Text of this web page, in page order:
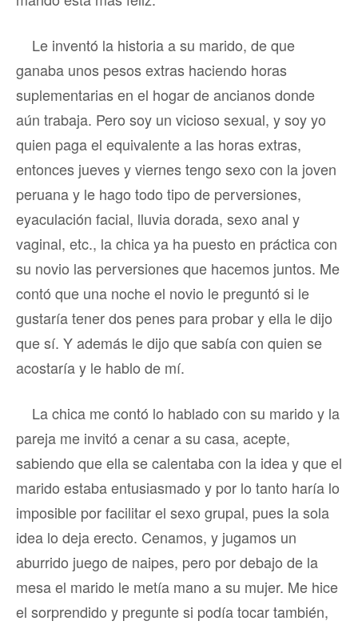
Le inventó la historia a su marido, de que
ganaba unos pesos extras haciendo horas
suplementarias en el hogar de ancianos donde
aún trabaja. Pero soy un vicioso sexual, y soy yo
quien paga el equivalente a las horas extras,
entonces jueves y viernes tengo sexo con la joven
peruana y le hago todo tipo de perversiones,
eyaculación facial, lluvia dorada, sexo anal y
vaginal, etc., la chica ya ha puesto en práctica con
su novio las perversiones que hacemos juntos. Me
contó que una noche el novio le preguntó si le
gustaría tener dos penes para probar y ella le dijo
que sí. Y además le dijo que sabía con quien se
acostaría y le hablo de mí.
La chica me contó lo hablado con su marido y la
pareja me invitó a cenar a su casa, acepte,
sabiendo que ella se calentaba con la idea y que el
marido estaba entusiasmado y por lo tanto haría lo
imposible por facilitar el sexo grupal, pues la sola
idea lo deja erecto. Cenamos, y jugamos un
aburrido juego de naipes, pero por debajo de la
mesa el marido le metía mano a su mujer. Me hice
el sorprendido y pregunte si podía tocar también,